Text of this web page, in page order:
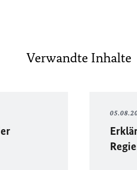
Verwandte Inhalte